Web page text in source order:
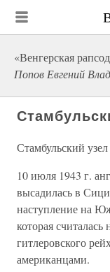
«Венгерская
Попов Евгений
Стамбульский узел
10 июля 1943 г.
высадилась в
наступление на
которая
гитлеровского
американцами.